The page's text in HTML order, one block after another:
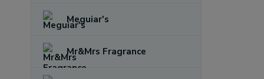
Meguiar's
Mr&Mrs Fragrance